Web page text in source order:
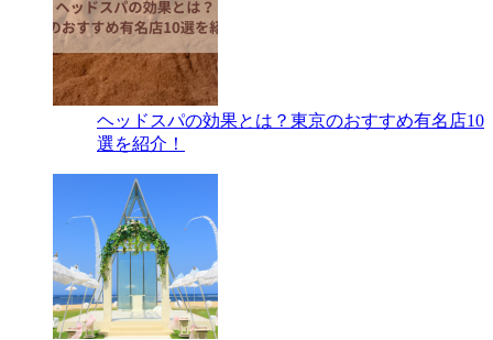
ヘッドスパの効果とは？東京のおすすめ有名店10
選を紹介！